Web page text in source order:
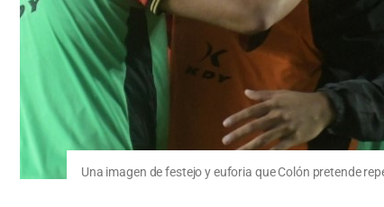
Una imagen de festejo y euforia que Colón pretende